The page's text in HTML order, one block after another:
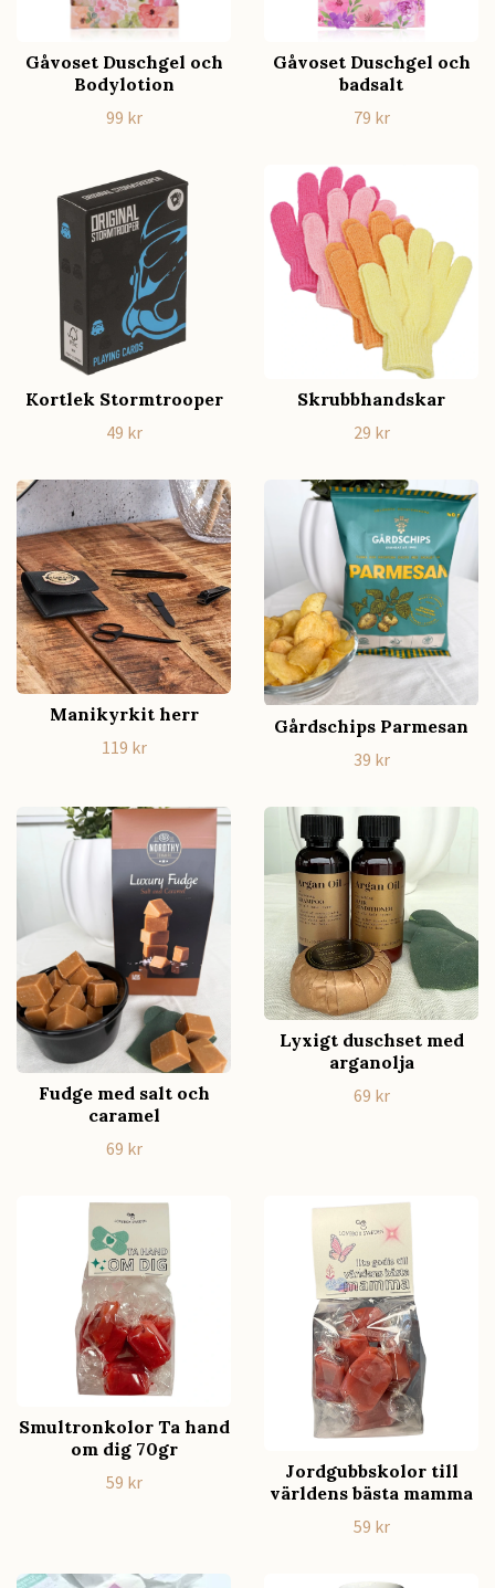
Gåvoset Duschgel och
Bodylotion
99 kr
Gåvoset Duschgel och
badsalt
79 kr
Kortlek Stormtrooper
49 kr
Skrubbhandskar
29 kr
Manikyrkit herr
119 kr
Gårdschips Parmesan
39 kr
Fudge med salt och
caramel
69 kr
Lyxigt duschset med
arganolja
69 kr
Smultronkolor Ta hand
om dig 70gr
59 kr
Jordgubbskolor till
världens bästa mamma
59 kr